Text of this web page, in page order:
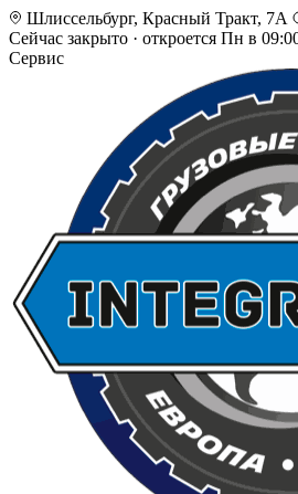
Шлиссельбург, Красный Тракт, 7А
Сейчас закрыто · откроется Пн в
Сервис